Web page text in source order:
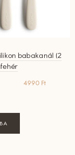
babakanál (2
4990 Ft